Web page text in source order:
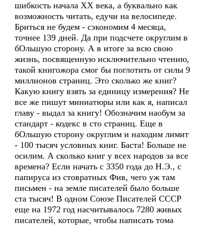
шибкость начала ХХ века, а буквально как
возможность читать, едучи на велосипеде.
Бриться не будем - сэкономим 4 месяца,
точнее 139 дней. Да при подсчете округлим в
бОльшую сторону. А в итоге за всю свою
жизнь, посвященную исключительно чтению,
такой книгожора смог бы поглотить от силы 9
миллионов страниц. Это сколько же книг?
Какую книгу взять за единицу измерения? Не
все же пишут миниатюры или как я, написал
главу - выдал за книгу! Обозначим наобум за
стандарт - кодекс в сто страниц. Еще в
бОльшую сторону округлим и находим лимит
- 100 тысяч условных книг. Баста! Больше не
осилим. А сколько книг у всех народов за все
времена? Если начать с 3350 года до Н.Э., с
папируса из стовратных Фив, чего уж там
письмен - на земле писателей было больше
ста тысяч! В одном Союзе Писателей СССР
еще на 1972 год насчитывалось 7280 живых
писателей, которые, чтобы написать тома